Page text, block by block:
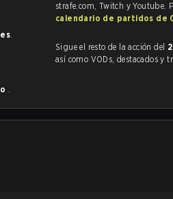
.
.
strafe.com, Twitch y Youtube.
calendario de partidos de
Sigue el resto de la acción del
así como VODs,